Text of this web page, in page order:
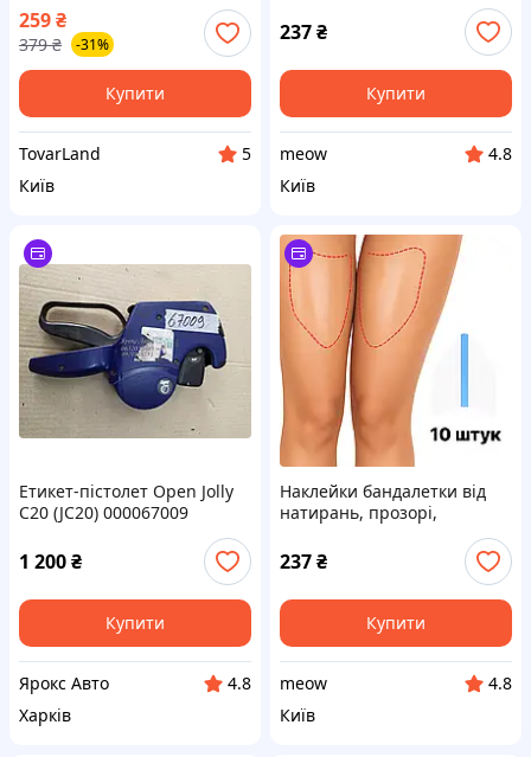
смугами для маркування
товарів
259₴
379 ₴ -31%
Купити
TovarLand
5
Київ
237₴
Купити
meow
4.8
Київ
Етикет-пістолет Open Jolly
C20 (JC20) 000067009
1 200₴
Купити
Ярокс Авто
4.8
Харків
Наклейки бандалетки від
натирань, прозорі,
237₴
Купити
meow
4.8
Київ